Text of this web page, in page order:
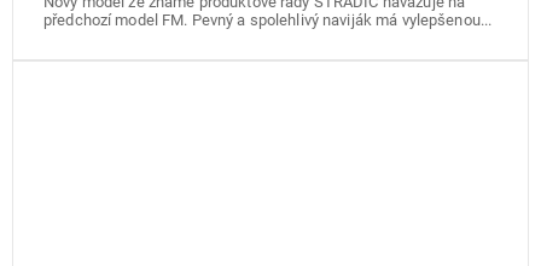
předchozí model FM. Pevný a spolehlivý naviják má vylepšenou...